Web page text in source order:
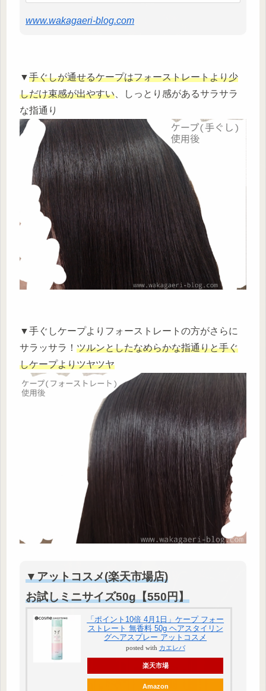
www.wakagaeri-blog.com
▼手ぐしが通せるケープはフォーストレートより少
しだけ束感が出やすい 、しっとり感があるサラサラ
な指通り
▼手ぐしケープよりフォーストレートの方がさらに
サラッサラ！ ツルンとしたなめらかな指通りと手ぐ
しケープよりツヤツヤ
▼アットコスメ(楽天市場店)
お試しミニサイズ50g【550円】
「ポイント10倍 4月1日」ケープ フォー
ストレート 無香料 50g ヘアスタイリン
グヘアスプレー アットコスメ
posted with カエレバ
楽天市場
Amazon